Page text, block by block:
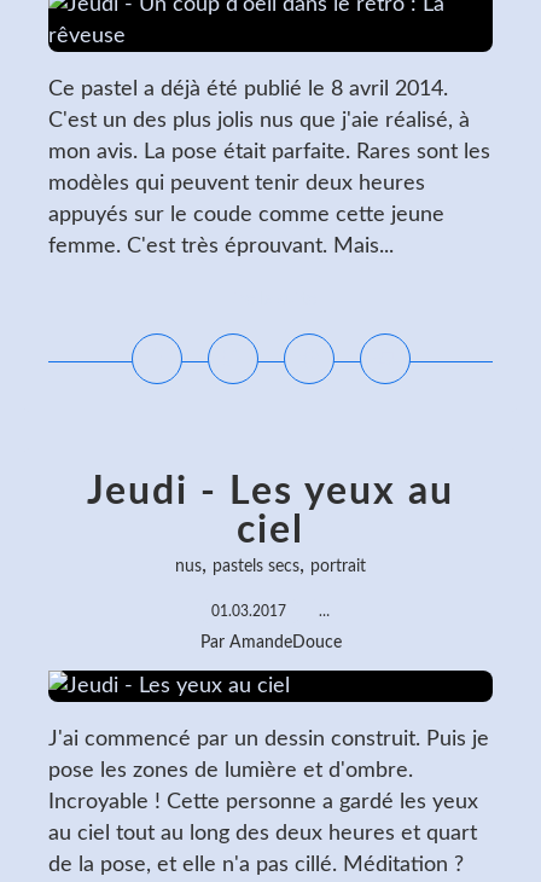
Ce pastel a déjà été publié le 8 avril 2014.
C'est un des plus jolis nus que j'aie réalisé, à
mon avis. La pose était parfaite. Rares sont les
modèles qui peuvent tenir deux heures
appuyés sur le coude comme cette jeune
femme. C'est très éprouvant. Mais...
Jeudi - Les yeux au
ciel
nus, pastels secs, portrait
01.03.2017 …
Par AmandeDouce
J'ai commencé par un dessin construit. Puis je
pose les zones de lumière et d'ombre.
Incroyable ! Cette personne a gardé les yeux
au ciel tout au long des deux heures et quart
de la pose, et elle n'a pas cillé. Méditation ?